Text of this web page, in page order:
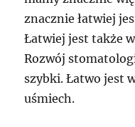
znacznie łatwiej
Łatwiej jest także
Rozwój
szybki. Łatwo jest
uśmiech.